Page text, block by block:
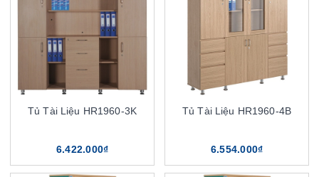
Tủ Tài Liệu HR1960-3K
6.422.000₫
Tủ Tài Liệu HR1960-4B
6.554.000₫